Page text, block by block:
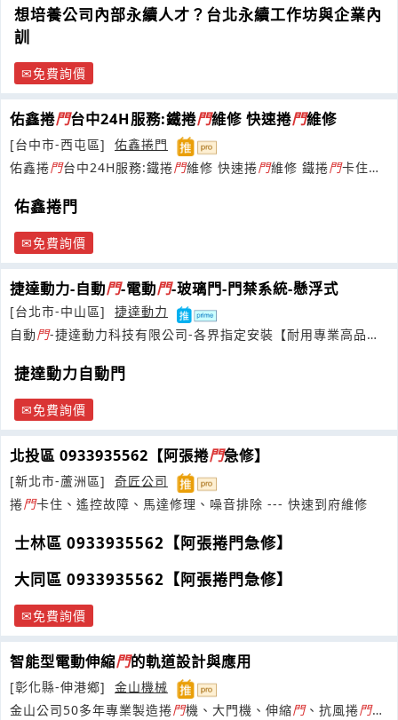
想培養公司內部永續人才？台北永續工作坊與企業內
訓
免費詢價
佑鑫捲門台中24H服務:鐵捲門維修 快速捲門維修
[台中市-西屯區]
佑鑫捲門
佑鑫捲門台中24H服務:鐵捲門維修 快速捲門維修 鐵捲門卡住緊
佑鑫捲門
免費詢價
捷達動力-自動門-電動門-玻璃門-門禁系統-懸浮式
[台北市-中山區]
捷達動力
自動門-捷達動力科技有限公司-各界指定安裝【耐用專業高品
捷達動力自動門
免費詢價
北投區 0933935562【阿張捲門急修】
[新北市-蘆洲區]
奇匠公司
捲門卡住、遙控故障、馬達修理、噪音排除 --- 快速到府維修
士林區 0933935562【阿張捲門急修】
大同區 0933935562【阿張捲門急修】
免費詢價
智能型電動伸縮門的軌道設計與應用
[彰化縣-伸港鄉]
金山機械
金山公司50多年專業製造捲門機、大門機、伸縮門、抗風捲門、